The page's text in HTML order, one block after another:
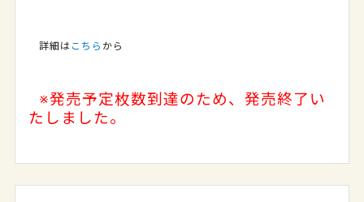
詳細は こちら から
※発売予定枚数到達のため、発売終了い
たしました。